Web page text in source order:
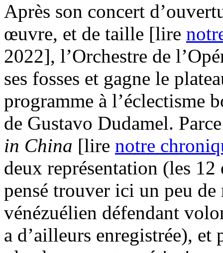
Après son concert
œuvre, et de taille [lire
2022], l’Orchestre de
ses fosses et gagne le
programme à l’éclectisme
de Gustavo Dudamel.
in China [lire notre
deux représentation (les
pensé trouver ici un peu
vénézuélien défendant
a d’ailleurs enregistrée), et